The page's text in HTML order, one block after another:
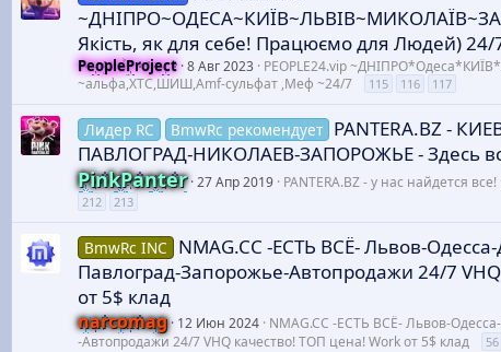
Якість, як для себе! Працюємо для Людей) 24/
PeopleProject 8 Авг 2023 PEOPLE24.vip
~альфа,XTC,ШИШ,Amf-сульфат ,Меф ~24/7
115 116 117
Лидер RC BmwRc рекомендует PANTERA.BZ -
ПАВЛОГРАД-НИКОЛАЕВ-ЗАПОРОЖЬЕ - Здесь
PinkPanter 27 Апр 2019 PANTERA.BZ - у нас найдется
212
213
BmwRc INC
NMAG.CC -ЕСТЬ ВСЁ- Львов-
Павлоград-Запорожье-Автопродажи 24/7
от 5$ клад
narcomag 12 Июн 2024 NMAG.CC -ЕСТЬ ВСЁ- Львов-
-Автопродажи 24/7 VHQ качество! ТОП цена! Work от 5$ клад
56